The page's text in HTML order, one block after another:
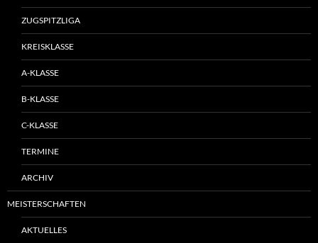
ZUGSPITZLIGA
KREISKLASSE
A-KLASSE
B-KLASSE
C-KLASSE
TERMINE
ARCHIV
MEISTERSCHAFTEN
AKTUELLES